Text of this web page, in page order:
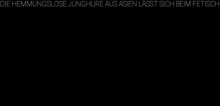
DIE HEMMUNGSLOSE JUNGHURE AUS ASIEN LÄSST SICH BEIM